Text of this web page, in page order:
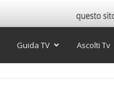
Guida TV Ascolti Tv